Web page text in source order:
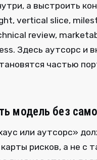
а выстроить
vertical slice,
review,
Здесь аутсорс и
частью
модель без
или аутсорс»
рисков, а не с